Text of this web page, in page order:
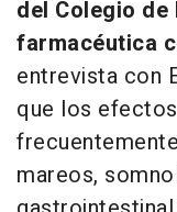
del Colegio de
farmacéutica
entrevista con
que los
mareos,